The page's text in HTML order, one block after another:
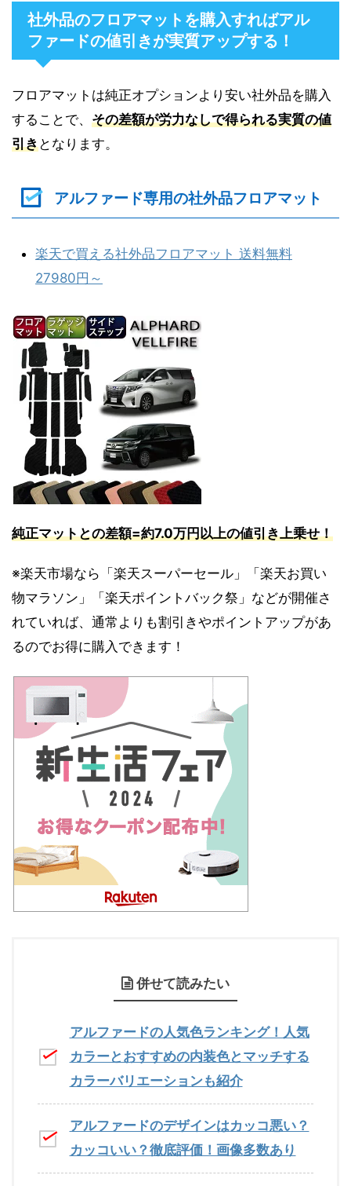
社外品のフロアマットを購入すればアル
ファードの値引きが実質アップする！
フロアマットは純正オプションより安い社外品を購入
することで、 その差額が労力なしで得られる実質の値
引きとなります。
アルファード専用の社外品フロアマット
楽天で買える社外品フロアマット 送料無料
27980円～
純正マットとの差額=約7.0万円以上の値引き上乗せ！
※楽天市場なら「楽天スーパーセール」「楽天お買い
物マラソン」「楽天ポイントバック祭」などが開催さ
れていれば、通常よりも割引きやポイントアップがあ
るのでお得に購入できます！
併せて読みたい
アルファードの人気色ランキング！人気
カラーとおすすめの内装色とマッチする
カラーバリエーションも紹介
アルファードのデザインはカッコ悪い？
カッコいい？徹底評価！画像多数あり